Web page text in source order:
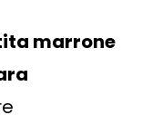
marrone